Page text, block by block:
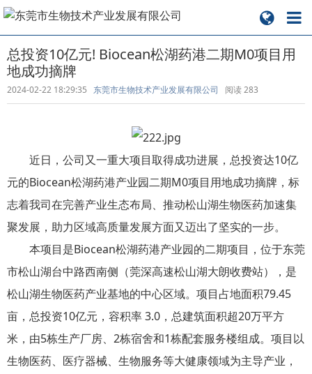
总投资10亿元! Biocean松湖药港二期M0项目用
地成功摘牌
2024-02-22 18:29:35 东莞市生物技术产业发展有限公司 阅读283
近日，公司又一重大项目取得成功进展，总投资达10亿
元的Biocean松湖药港产业园二期M0项目用地成功摘牌，标
志着我司在完善产业生态布局、推动松山湖生物医药加速集
聚发展，助力区域高质量发展方面又迈出了坚实的一步。
本项目是Biocean松湖药港产业园的二期项目，位于东莞
市松山湖台中路西南侧（莞深高速松山湖大朗收费站），是
松山湖生物医药产业基地的中心区域。项目占地面积79.45
亩，总投资10亿元，容积率 3.0，总建筑面积超20万平方
米，由5栋生产厂房、2栋宿舍和1栋配套服务楼组成。项目以
生物医药、医疗器械、生物服务等大健康领域为主导产业，